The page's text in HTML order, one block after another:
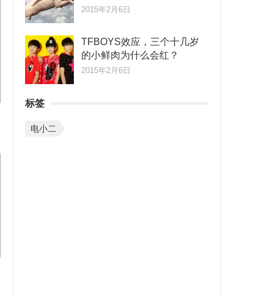
2015年2月6日
TFBOYS效应，三个十几岁
的小鲜肉为什么会红？
2015年2月6日
标签
电小二